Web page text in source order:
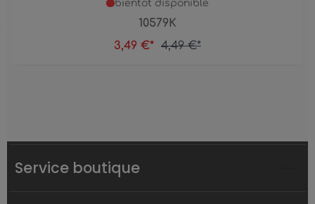
10579K
bientôt disponible
3,49 €* 4,49 €*
Service boutique